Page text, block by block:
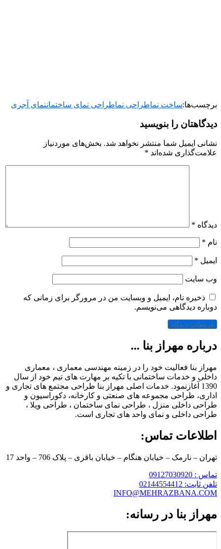
برچسب‌ها:ساخت نماطراحی نماطراحی نمای ساختماننمای آجری
دیدگاهتان را بنویسید
نشانی ایمیل شما منتشر نخواهد شد. بخش‌های موردنیاز
علامت‌گذاری شده‌اند *
دیدگاه *
نام *
ایمیل *
وب‌ سایت
ذخیره نام، ایمیل و وبسایت من در مرورگر برای زمانی که
دوباره دیدگاهی می‌نویسم.
درباره مهراز بنا ...
مهراز بنا فعالیت خود را در زمینه مهندسی معماری ، معماری
داخلی و خدمات ساختمانی با تکیه بر مهارت های تیم خود از سال
1390 آغازنمود. خدمات اصلی مهراز بنا طراحی مجتمع های تجاری و
اداری، طراحی مجموعه های صنعتی و کارخانه، دکوراسیون و
طراحی داخلی منزل ، طراحی نمای ساختمان ، طراحی ویلا ،
طراحی داخلی و نمای واحد های تجاری است.
اطلاعات تماس:
تهران – نارمک – خیابان هنگام – خیابان باقری – پلاک 706 – واحد 17
تماس : 09127030920
تلفن ثابت: 02144554412
INFO@MEHRAZBANA.COM
مهراز بنا در رسانه: